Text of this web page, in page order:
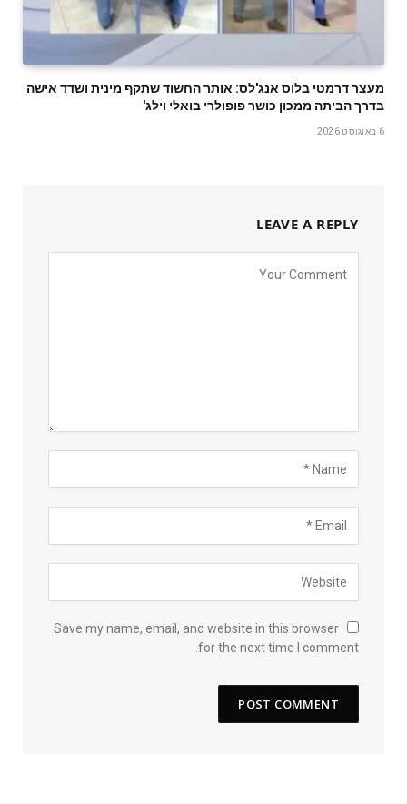
מעצר דרמטי בלוס אנג'לס: אותר החשוד שתקף מינית ושדד אישה
בדרך הביתה ממכון כושר פופולרי בואלי וילג'
6 באוגוסט 2026
LEAVE A REPLY
Save my name, email, and website in this browser
for the next time I comment.